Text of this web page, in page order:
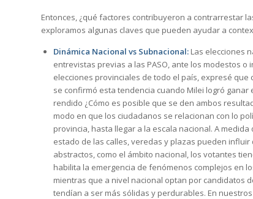
Entonces, ¿qué factores contribuyeron a contrarrestar
exploramos algunas claves que pueden ayudar a
Dinámica Nacional vs Subnacional: Las elecciones
entrevistas previas a las PASO, ante los modestos
elecciones provinciales de todo el país, expresé
se confirmó esta tendencia cuando Milei logró
rendido ¿Cómo es posible que se den ambos
modo en que los ciudadanos se relacionan con lo
provincia, hasta llegar a la escala nacional. A
estado de las calles, veredas y plazas pueden
abstractos, como el ámbito nacional, los votantes
habilita la emergencia de fenómenos complejos en
mientras que a nivel nacional optan por candidatos
tendían a ser más sólidas y perdurables. En